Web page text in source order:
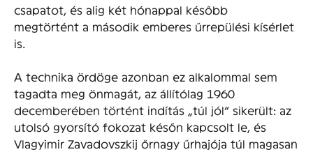
csapatot, és alig két hónappal később
megtörtént a második emberes űrrepülési kísérlet
is.
A technika ördöge azonban ez alkalommal sem
tagadta meg önmagát, az állítólag 1960
decemberében történt indítás „túl jól” sikerült: az
utolsó gyorsító fokozat későn kapcsolt le, és
Vlagyimir Zavadovszkij őrnagy űrhajója túl magasan